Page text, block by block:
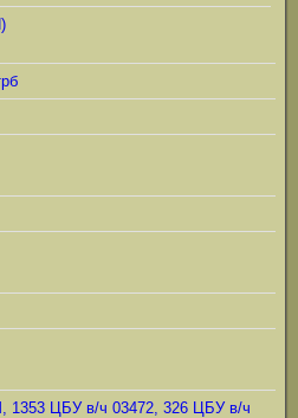
1353 ЦБУ в/ч 03472, 326 ЦБУ в/ч